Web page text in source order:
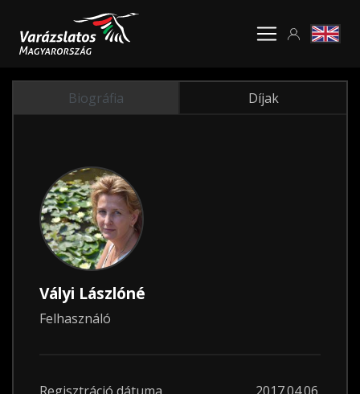
Biográfia Díjak
Vályi Lászlóné
Felhasználó